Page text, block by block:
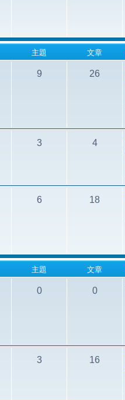
主題 文章
9 26
3 4
6 18
主題 文章
0 0
3 16